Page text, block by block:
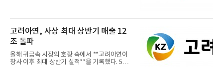
고려아연, 사상 최대 상반기 매출 12
조 돌파
올해 귀금속 시장의 호황 속에서 **고려아연이
창사 이후 최대 상반기 실적**을 기록했다. 5일